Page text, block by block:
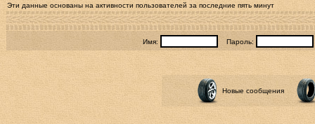
Эти данные основаны на активности пользователей за последние пять минут
Имя: Пароль:
Новые сообщения